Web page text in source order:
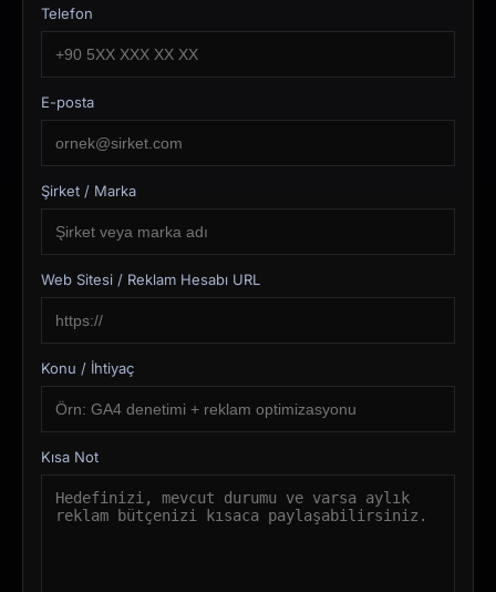
Telefon
E-posta
Şirket / Marka
Web Sitesi / Reklam Hesabı URL
Konu / İhtiyaç
Kısa Not